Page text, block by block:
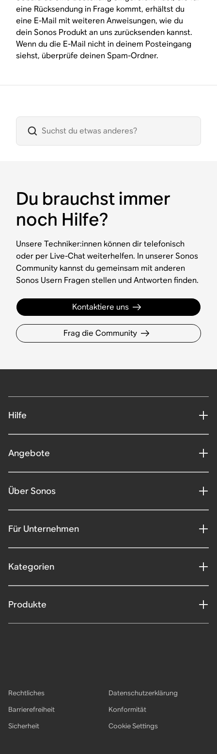
eine Rücksendung in Frage kommt, erhältst du
eine E-Mail mit weiteren Anweisungen, wie du
dein Sonos Produkt an uns zurücksenden kannst.
Wenn du die E-Mail nicht in deinem Posteingang
siehst, überprüfe deinen Spam-Ordner.
Du brauchst immer
noch Hilfe?
Unsere Techniker:innen können dir telefonisch
oder per Live-Chat weiterhelfen. In unserer Sonos
Community kannst du gemeinsam mit anderen
Sonos Usern Fragen stellen und Antworten finden.
Kontaktiere uns
Frag die Community
Hilfe
Angebote
Über Sonos
Für Unternehmen
Kategorien
Produkte
Rechtliches
Datenschutzerklärung
Barrierefreiheit
Konformität
Sicherheit
Cookie Settings